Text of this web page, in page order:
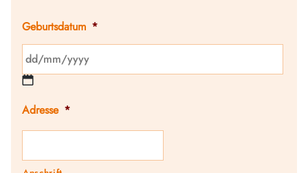
Geburtsdatum *
TT
Schrägstrich
Schrägstrich
JJJJ
Adresse *